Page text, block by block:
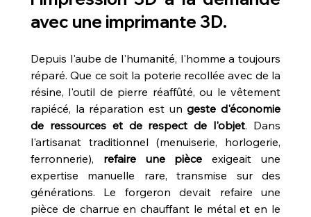
avec une imprimante 3D.
Depuis l'aube de l'humanité, l'homme a toujours
réparé. Que ce soit la poterie recollée avec de la
résine, l'outil de pierre réaffûté, ou le vêtement
rapiécé, la réparation est un geste d'économie
de ressources et de respect de l'objet. Dans
l'artisanat traditionnel (menuiserie, horlogerie,
ferronnerie), refaire une pièce exigeait une
expertise manuelle rare, transmise sur des
générations. Le forgeron devait refaire une
pièce de charrue en chauffant le métal et en le